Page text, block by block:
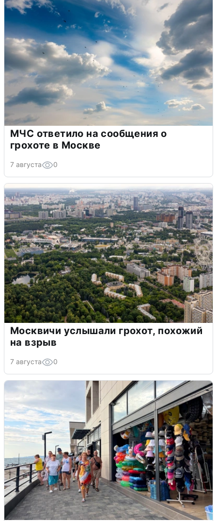
МЧС ответило на сообщения о
грохоте в Москве
7 августа 0
Москвичи услышали грохот, похожий
на взрыв
7 августа 0